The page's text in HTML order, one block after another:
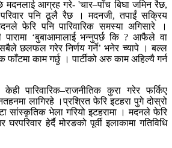
मदनलाई आग्रह गरे- 'चार–पाँच बिघा जमिन रैछ,
पनि ठूलै रैछ । मदनजी, तपाईं सक्रिय
फेरि पनि पारिवारिक समस्या अगिसारे ।
‘बुबाआमालाई भन्नुपर्छ कि ? आफैले वा
सबैले छलफल गरेर निर्णय गर्ने’ भनेर च्यापे । बल्ल
काम गर्छु । पार्टीको अरु काम अहिल्यै गर्न
पारिवारिक–राजनीतिक कुरा गरेर फर्किए
लागिरहे ।प्रश्रित फेरि इटहरा पुगे दोस्रो
भेला गरियो इटहरामा । मदनले फेरि
हेर्दै मोरङको पूर्वी इलाकामा गतिविधि